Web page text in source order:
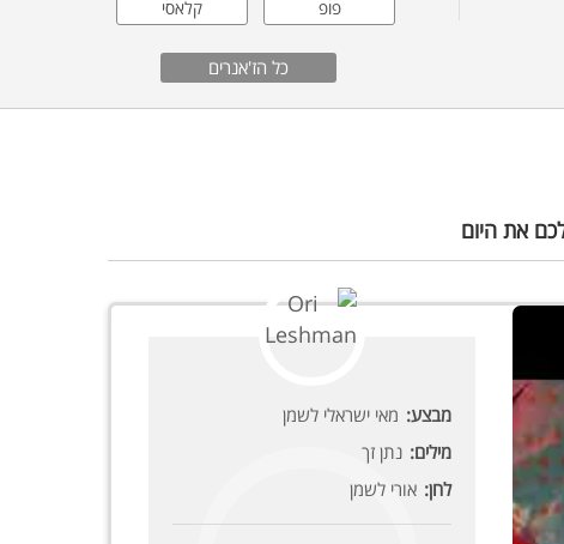
פופ
קלאסי
רוק
ישראלי
כל הז'אנרים
את היום
מבצע: מאי ישראלי לשמן
מילים: נתן זך
לחן: אורי לשמן